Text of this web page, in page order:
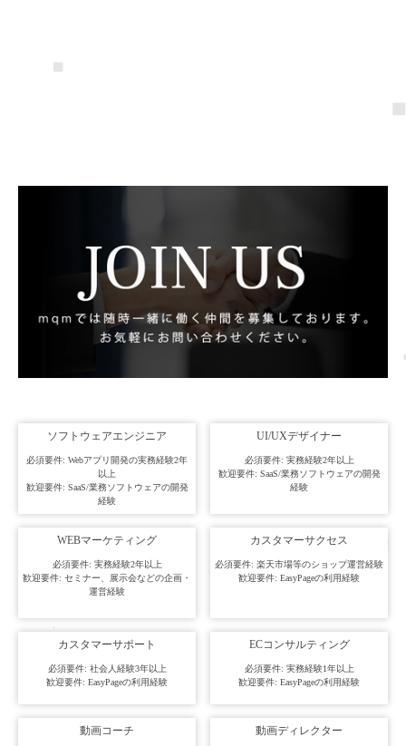
ソフトウェアエンジニア
必須要件: Webアプリ開発の実務経験2年
以上
歓迎要件: SaaS/業務ソフトウェアの開発
経験
UI/UXデザイナー
必須要件: 実務経験2年以上
歓迎要件: SaaS/業務ソフトウェアの開発
経験
WEBマーケティング
必須要件: 実務経験2年以上
歓迎要件: セミナー、展示会などの企画・
運営経験
カスタマーサクセス
必須要件: 楽天市場等のショップ運営経験
歓迎要件: EasyPageの利用経験
カスタマーサポート
必須要件: 社会人経験3年以上
歓迎要件: EasyPageの利用経験
ECコンサルティング
必須要件: 実務経験1年以上
歓迎要件: EasyPageの利用経験
動画コーチ 動画ディレクター